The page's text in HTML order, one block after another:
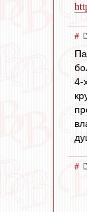
#
4-
#